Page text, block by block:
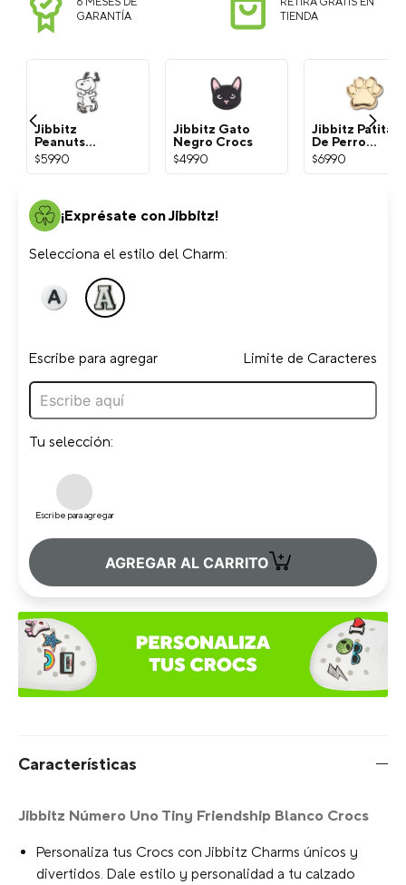
GARANTÍA
TIENDA
Jibbitz
Peanuts
Snoopy
Blanco Crocs
$5990
Jibbitz Gato
Negro Crocs
$4990
Jibbitz Patita
De Perro
Dorada Crocs
$6990
¡Exprésate con Jibbitz!
Selecciona el estilo del Charm:
Escribe para agregar Limite de Caracteres
Tu selección:
Escribe para agregar
AGREGAR AL CARRITO +
Características
Jibbitz Número Uno Tiny Friendship Blanco Crocs
Personaliza tus Crocs con Jibbitz Charms únicos y
divertidos. Dale estilo y personalidad a tu calzado